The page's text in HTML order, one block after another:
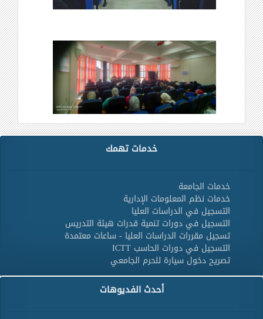
خدمات تهمك
خدمات الجامعة
خدمات نظم المعلومات الإدارية
التسجيل في الدراسات العليا
التسجيل في دورات تنمية قدرات هيئة التدريس
تسجيل مقررات الدراسات العليا - ساعات معتمدة
التسجيل في دورات الحاسب ICTT
تصريح دخول سيارة للحرم الجامعي
أحدث الفديوهات